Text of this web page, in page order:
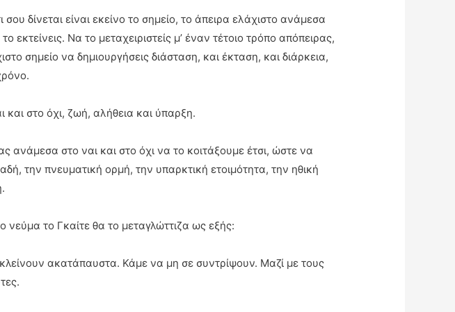
δίνεται είναι εκείνο το σημείο, το άπειρα ελάχιστο ανάμεσα
εκτείνεις. Να το μεταχειριστείς μ’ έναν τέτοιο τρόπο απόπειρας,
σημείο να δημιουργήσεις διάσταση, και έκταση, και διάρκεια,
στο όχι, ζωή, αλήθεια και ύπαρξη.
ανάμεσα στο ναι και στο όχι να το κοιτάξουμε έτσι, ώστε να
την πνευματική ορμή, την υπαρκτική ετοιμότητα, την ηθική
νεύμα το Γκαίτε θα το μεταγλώττιζα ως εξής:
ακατάπαυστα. Κάμε να μη σε συντρίψουν. Μαζί με τους